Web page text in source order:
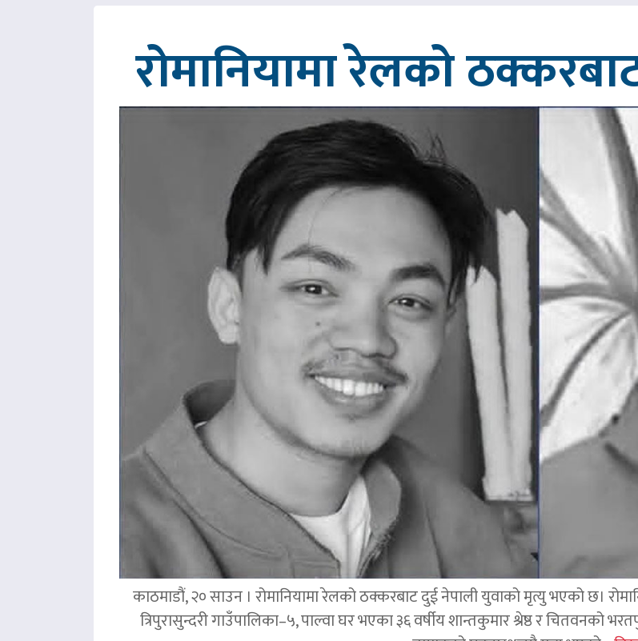
रोमानियामा रेलको
काठमाडौं, २० साउन । रोमानियामा रेलको ठक्करबाट दुई नेपाली युवाको मृत्यु भएको छ।
त्रिपुरासुन्दरी गाउँपालिका–५, पाल्वा घर भएका ३६ वर्षीय शान्तकुमार श्रेष्ठ र चितवनको